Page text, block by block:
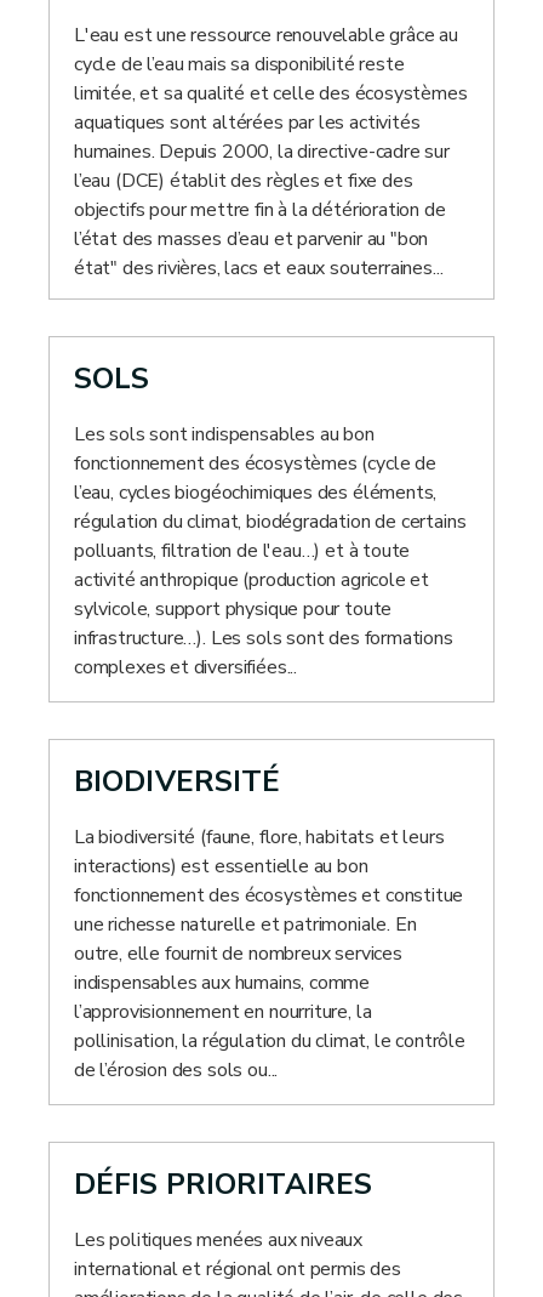
L'eau est une ressource renouvelable grâce au
cycle de l’eau mais sa disponibilité reste
limitée, et sa qualité et celle des écosystèmes
aquatiques sont altérées par les activités
humaines. Depuis 2000, la directive-cadre sur
l’eau (DCE) établit des règles et fixe des
objectifs pour mettre fin à la détérioration de
l’état des masses d’eau et parvenir au "bon
état" des rivières, lacs et eaux souterraines...
SOLS
Les sols sont indispensables au bon
fonctionnement des écosystèmes (cycle de
l’eau, cycles biogéochimiques des éléments,
régulation du climat, biodégradation de certains
polluants, filtration de l'eau…) et à toute
activité anthropique (production agricole et
sylvicole, support physique pour toute
infrastructure…). Les sols sont des formations
complexes et diversifiées...
BIODIVERSITÉ
La biodiversité (faune, flore, habitats et leurs
interactions) est essentielle au bon
fonctionnement des écosystèmes et constitue
une richesse naturelle et patrimoniale. En
outre, elle fournit de nombreux services
indispensables aux humains, comme
l’approvisionnement en nourriture, la
pollinisation, la régulation du climat, le contrôle
de l’érosion des sols ou...
DÉFIS PRIORITAIRES
Les politiques menées aux niveaux
international et régional ont permis des